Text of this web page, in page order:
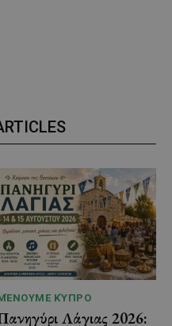
ΚΎΠΡΟ
Λάγιας 2026: